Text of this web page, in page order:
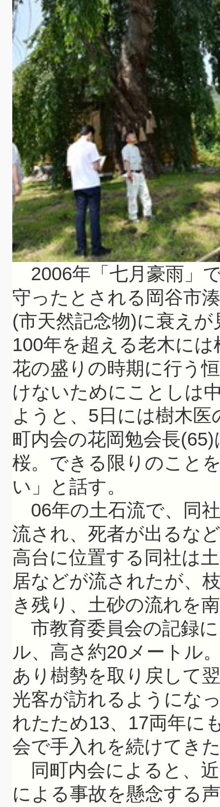
2006年「七月豪雨」
守ったとされる岡谷市
(市天然記念物)に衰え
100年を超える老木に
花の盛りの時期に行う
けないためにことしは
ようと、5日には樹木
町内会の花岡勉会長
桜。できる限りのこと
い」と話す。
06年の土石流で、同
流され、死者が出るな
高台に位置する同社は
居などが流されたが、
き残り、土砂の流れを
市教育委員会の記録
ル、高さ約20メートル
あり樹勢を取り戻して
光客が訪れるようにな
れたため13、17両年に
会で手入れを続けてき
同町内会によると、
による事故を懸念する